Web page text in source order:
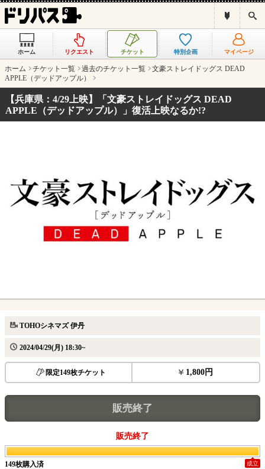
ス
は
ホーム リクエスト チケット 特別企画 マイページ
ホーム チケット一覧 過去のチケット一覧
文豪ストレイドッグス DEAD
APPLE（デッドアップル）
【兵庫県：4/29上映】「文豪ストレイドッグス DEAD
APPLE（デッドアップル）」復活上映なるか!?
TOHOシネマズ 伊丹
2024/04/29(月) 18:30~
限定149枚チケット 1,800円
販売終了
販売終了
149枚購入済 成立